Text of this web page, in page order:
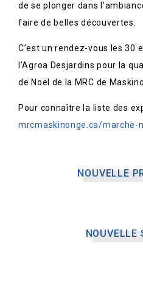
de se plonger dans
faire de belles découvertes.
C’est un rendez-vous les 30
l’Agroa Desjardins pour la
de Noël de la MRC de
Pour connaître la liste des
mrcmaskinonge.ca/marche-
NOUVELLE
NOUVELLE